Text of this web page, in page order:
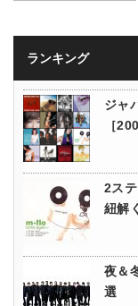
ランキング
ジャ
［
2ス
紐解
夜＆
選